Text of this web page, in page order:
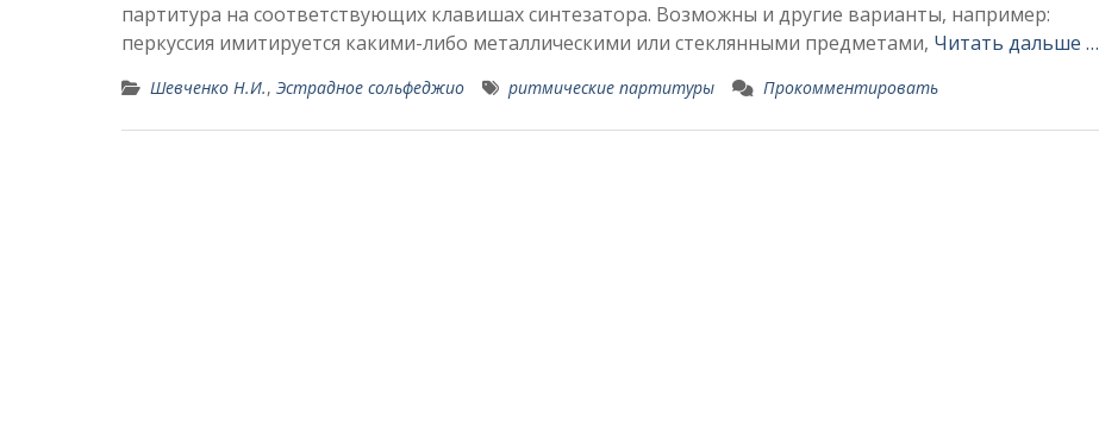
партитура на соответствующих клавишах синтезатора. Возможны и другие варианты, например:
перкуссия имитируется какими-либо металлическими или стеклянными предметами, Читать дальше …
Шевченко Н.И., Эстрадное сольфеджио ритмические партитуры Прокомментировать